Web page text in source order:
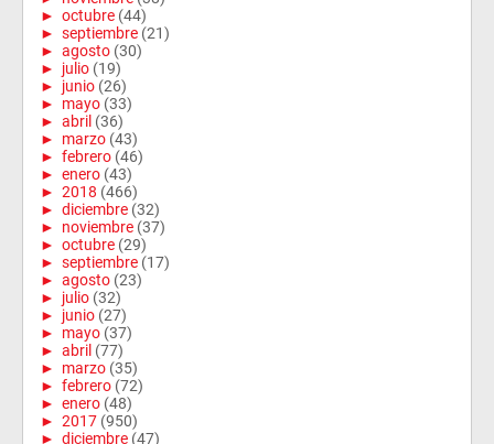
► octubre (44)
► septiembre (21)
► agosto (30)
► julio (19)
► junio (26)
► mayo (33)
► abril (36)
► marzo (43)
► febrero (46)
► enero (43)
► 2018 (466)
► diciembre (32)
► noviembre (37)
► octubre (29)
► septiembre (17)
► agosto (23)
► julio (32)
► junio (27)
► mayo (37)
► abril (77)
► marzo (35)
► febrero (72)
► enero (48)
► 2017 (950)
► diciembre (47)